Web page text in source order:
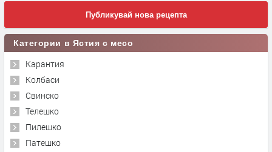
Публикувай нова рецепта
Категории в Ястия с месо
Карантия
Колбаси
Свинско
Телешко
Пилешко
Патешко